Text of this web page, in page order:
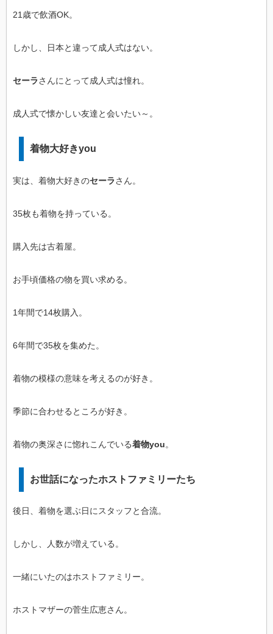
21歳で飲酒OK。
しかし、日本と違って成人式はない。
セーラさんにとって成人式は憧れ。
成人式で懐かしい友達と会いたい～。
着物大好きyou
実は、着物大好きのセーラさん。
35枚も着物を持っている。
購入先は古着屋。
お手頃価格の物を買い求める。
1年間で14枚購入。
6年間で35枚を集めた。
着物の模様の意味を考えるのが好き。
季節に合わせるところが好き。
着物の奥深さに惚れこんでいる着物you。
お世話になったホストファミリーたち
後日、着物を選ぶ日にスタッフと合流。
しかし、人数が増えている。
一緒にいたのはホストファミリー。
ホストマザーの菅生広恵さん。